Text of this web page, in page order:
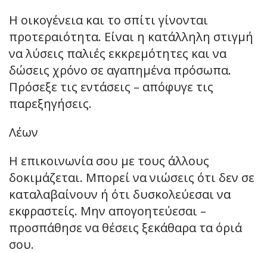
Η οικογένεια και το σπίτι γίνονται
προτεραιότητα. Είναι η κατάλληλη στιγμή
να λύσεις παλιές εκκρεμότητες και να
δώσεις χρόνο σε αγαπημένα πρόσωπα.
Πρόσεξε τις εντάσεις – απόφυγε τις
παρεξηγήσεις.
Λέων
Η επικοινωνία σου με τους άλλους
δοκιμάζεται. Μπορεί να νιώσεις ότι δεν σε
καταλαβαίνουν ή ότι δυσκολεύεσαι να
εκφραστείς. Μην απογοητεύεσαι –
προσπάθησε να θέσεις ξεκάθαρα τα όριά
σου.